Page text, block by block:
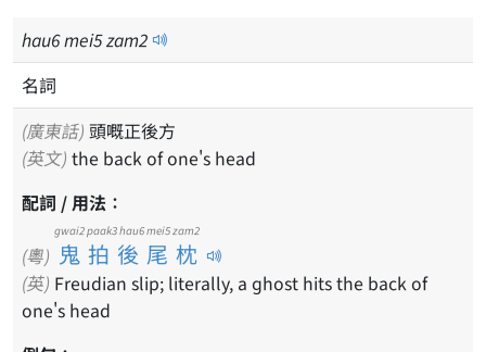
hau6mei5zam2
名詞
(廣東話) 頭嘅正後方
(英文) the back of one's head
配詞 / 用法：
(粵) 鬼拍後尾枕
gwai2 paak3 hau6 mei5 zam2
(英) Freudian slip; literally, a ghost hits the back of
one's head